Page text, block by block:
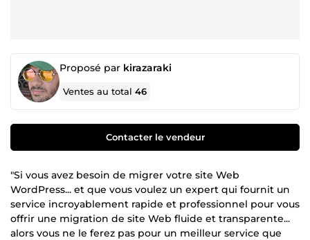
Proposé par kirazaraki
Ventes au total46
Contacter le vendeur
"Si vous avez besoin de migrer votre site Web
WordPress... et que vous voulez un expert qui fournit un
service incroyablement rapide et professionnel pour vous
offrir une migration de site Web fluide et transparente...
alors vous ne le ferez pas pour un meilleur service que